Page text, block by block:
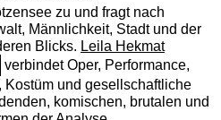
zu und fragt nach
Männlichkeit, Stadt und der
Blicks. Leila Hekmat
verbindet Oper, Performance,
Kostüm und gesellschaftliche
komischen, brutalen und